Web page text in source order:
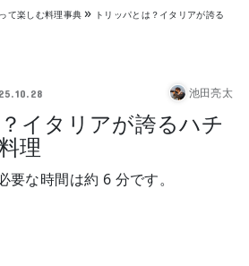
て楽しむ料理事典 » トリッパとは？イタリアが誇る
池田亮太
イタリアが誇るハチ
理
要な時間は約 6 分です。